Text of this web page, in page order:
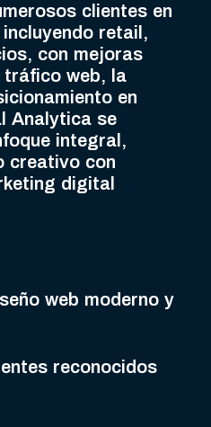
clientes en
retail,
con mejoras
web, la
en
Analytica se
integral,
creativo con
digital
web moderno y
reconocidos